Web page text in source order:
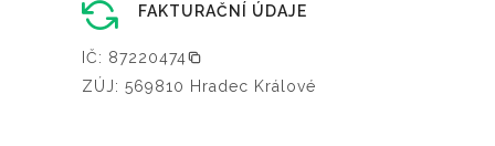
FAKTURAČNÍ ÚDAJE
IČ: 87220474
ZÚJ: 569810 Hradec Králové